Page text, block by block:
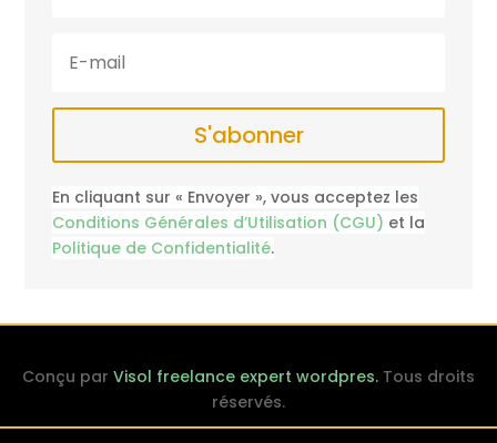
S'abonner
En cliquant sur « Envoyer », vous acceptez les
Conditions Générales d’Utilisation (CGU) et la
Politique de Confidentialité.
Conçu par Visol freelance expert wordpres. Tous droits
réservés.